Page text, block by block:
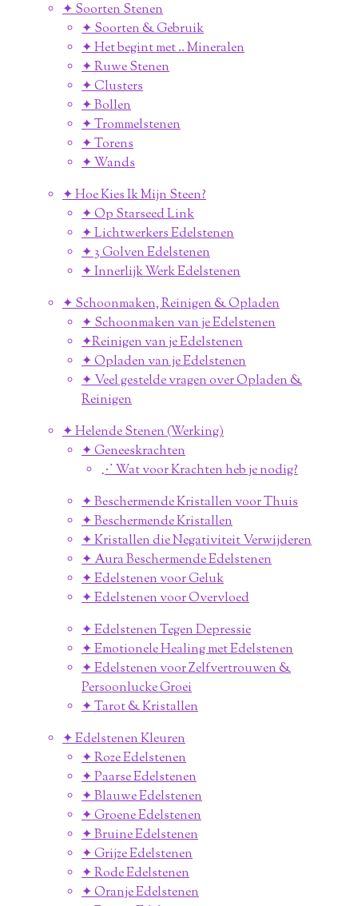
✦ Soorten Stenen
✦ Soorten & Gebruik
✦ Het begint met .. Mineralen
✦ Ruwe Stenen
✦ Clusters
✦ Bollen
✦ Trommelstenen
✦ Torens
✦ Wands
✦ Hoe Kies Ik Mijn Steen?
✦ Op Starseed Link
✦ Lichtwerkers Edelstenen
✦ 3 Golven Edelstenen
✦ Innerlijk Werk Edelstenen
✦ Schoonmaken, Reinigen & Opladen
✦ Schoonmaken van je Edelstenen
✦Reinigen van je Edelstenen
✦ Opladen van je Edelstenen
✦ Veel gestelde vragen over Opladen &
Reinigen
✦ Helende Stenen (Werking)
✦ Geneeskrachten
⋰ Wat voor Krachten heb je nodig?
✦ Beschermende Kristallen voor Thuis
✦ Beschermende Kristallen
✦ Kristallen die Negativiteit Verwijderen
✦ Aura Beschermende Edelstenen
✦ Edelstenen voor Geluk
✦ Edelstenen voor Overvloed
✦ Edelstenen Tegen Depressie
✦ Emotionele Healing met Edelstenen
✦ Edelstenen voor Zelfvertrouwen &
Persoonlucke Groei
✦ Tarot & Kristallen
✦ Edelstenen Kleuren
✦ Roze Edelstenen
✦ Paarse Edelstenen
✦ Blauwe Edelstenen
✦ Groene Edelstenen
✦ Bruine Edelstenen
✦ Grijze Edelstenen
✦ Rode Edelstenen
✦ Oranje Edelstenen